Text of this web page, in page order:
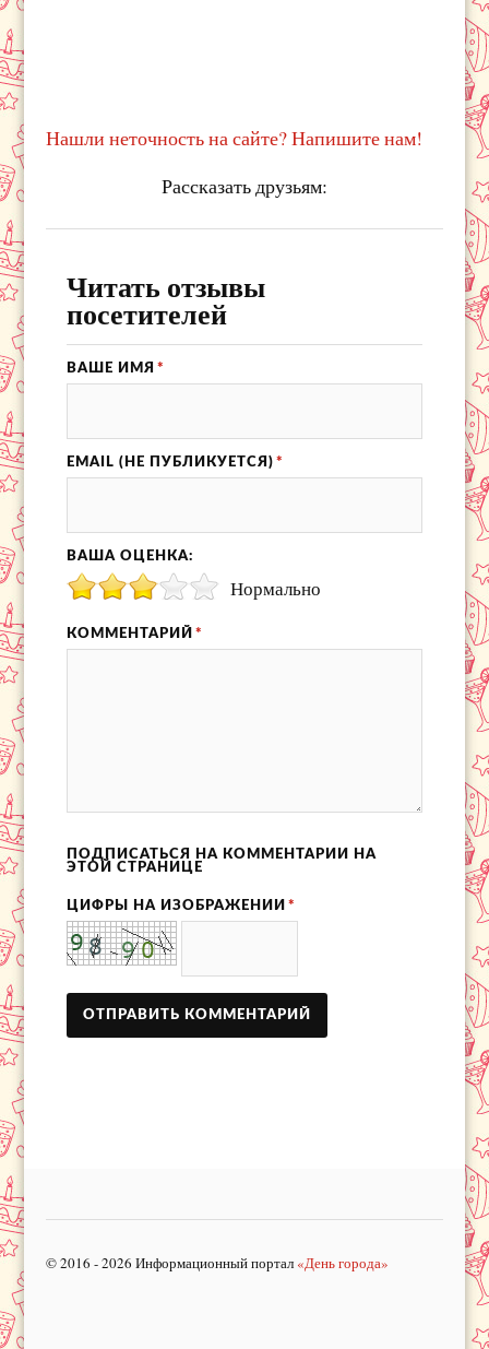
Нашли неточность на сайте? Напишите нам!
Рассказать друзьям:
Читать отзывы
посетителей
ВАШЕ ИМЯ *
EMAIL (НЕ ПУБЛИКУЕТСЯ) *
ВАША ОЦЕНКА:
Нормально
КОММЕНТАРИЙ *
ПОДПИСАТЬСЯ НА КОММЕНТАРИИ НА
ЭТОЙ СТРАНИЦЕ
ЦИФРЫ НА ИЗОБРАЖЕНИИ *
© 2016 - 2026 Информационный портал «День города»